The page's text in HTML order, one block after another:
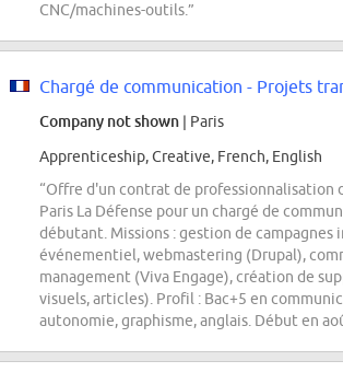
CNC/machines-outils.”
Company not shown | Paris
Apprenticeship, Creative, French, English
“Offre d'un contrat de professionnalisation
Paris La Défense pour un chargé de
débutant. Missions : gestion de campagnes
événementiel, webmastering (Drupal),
management (Viva Engage), création de
visuels, articles). Profil : Bac+5 en
autonomie, graphisme, anglais. Début en